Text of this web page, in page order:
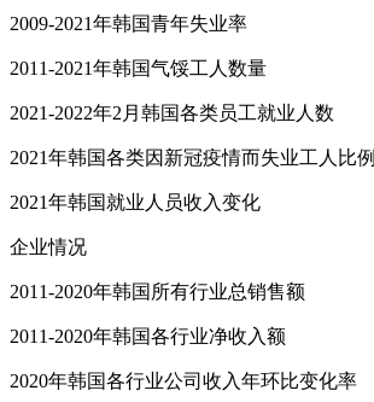
2009-2021年韩国青年失业率
2011-2021年韩国气馁工人数量
2021-2022年2月韩国各类员工就业人数
2021年韩国各类因新冠疫情而失业工人比例
2021年韩国就业人员收入变化
企业情况
2011-2020年韩国所有行业总销售额
2011-2020年韩国各行业净收入额
2020年韩国各行业公司收入年环比变化率